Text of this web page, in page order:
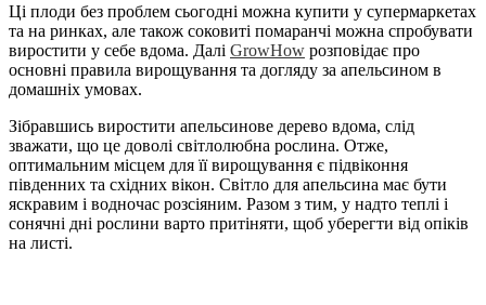
Ці плоди без проблем сьогодні можна купити у супермаркетах
та на ринках, але також соковиті помаранчі можна спробувати
виростити у себе вдома. Далі GrowHow розповідає про
основні правила вирощування та догляду за апельсином в
домашніх умовах.
Зібравшись виростити апельсинове дерево вдома, слід
зважати, що це доволі світлолюбна рослина. Отже,
оптимальним місцем для її вирощування є підвіконня
південних та східних вікон. Світло для апельсина має бути
яскравим і водночас розсіяним. Разом з тим, у надто теплі і
сонячні дні рослини варто притіняти, щоб уберегти від опіків
на листі.